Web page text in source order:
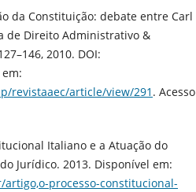
da Constituição: debate entre Carl
de Direito Administrativo &
2010. DOI:
revistaaec/article/view/291 . Acesso
Italiano e a Atuação do
Jurídico. 2013. Disponível em:
processo-constitucional-